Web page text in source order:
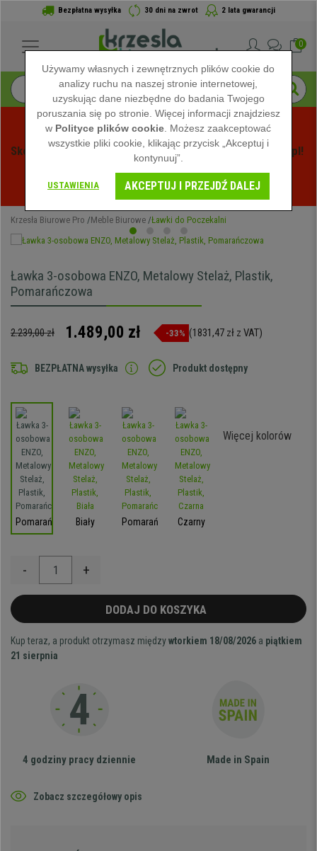
Bezpłatna wysyłka 30 dni na zwrot 2 lata gwarancji
0
Skorzystaj z Letnich Wyprzedaży na Krzeslabiurowepro.pl!
Zobacz oferty -
Krzesła Biurowe Pro Meble Biurowe Ławki do Poczekalni
Ławka 3-osobowa ENZO, Metalowy Stelaż, Plastik,
Pomarańczowa
2.239,00 zł 1.489,00 zł -33% (1831,47 zł z VAT)
BEZPŁATNA wysyłka Produkt dostępny
PomarańczowyBiały PomarańczowyCzarny
Więcej kolorów
- +
DODAJ DO KOSZYKA
Kup teraz, a produkt otrzymasz międzywtorkiem 18/08/2026 a piątkiem
21 sierpnia
4 godziny pracy dziennie Made in Spain
Zobacz szczegółowy opis
Używamy własnych i zewnętrznych plików cookie do
analizy ruchu na naszej stronie internetowej,
uzyskując dane niezbędne do badania Twojego
poruszania się po stronie. Więcej informacji znajdziesz
w Polityce plików cookie . Możesz zaakceptować
wszystkie pliki cookie, klikając przycisk „Akceptuj i
kontynuuj”.
USTAWIENIA AKCEPTUJ I PRZEJDŹ DALEJ